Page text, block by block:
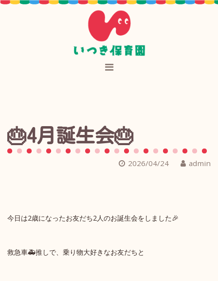
🎂4月誕生会🎂
2026/04/24 admin
今日は2歳になったお友だち2人のお誕生会をしました🎉
救急車🚑推しで、乗り物大好きなお友だちと